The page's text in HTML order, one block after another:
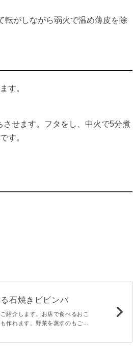
転がしながら弱火で温め薄皮を除
す。
せます。フタをし、中火で5分煮
す。
石焼きビビンバ
紹介します。お店で食べるおこ
作れます。野菜を蒸すのもご飯